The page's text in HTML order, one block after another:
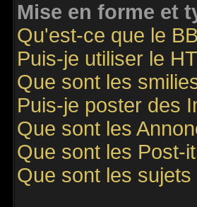
Mise en forme et
Qu'est-ce que le
Puis-je utiliser le
Que sont les
Puis-je poster des
Que sont les
Que sont les Post-
Que sont les